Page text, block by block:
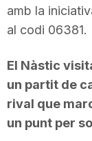
amb la
al codi 06381.
El Nàstic
un partit de
rival que
un punt per